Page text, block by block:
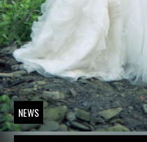
NEWS